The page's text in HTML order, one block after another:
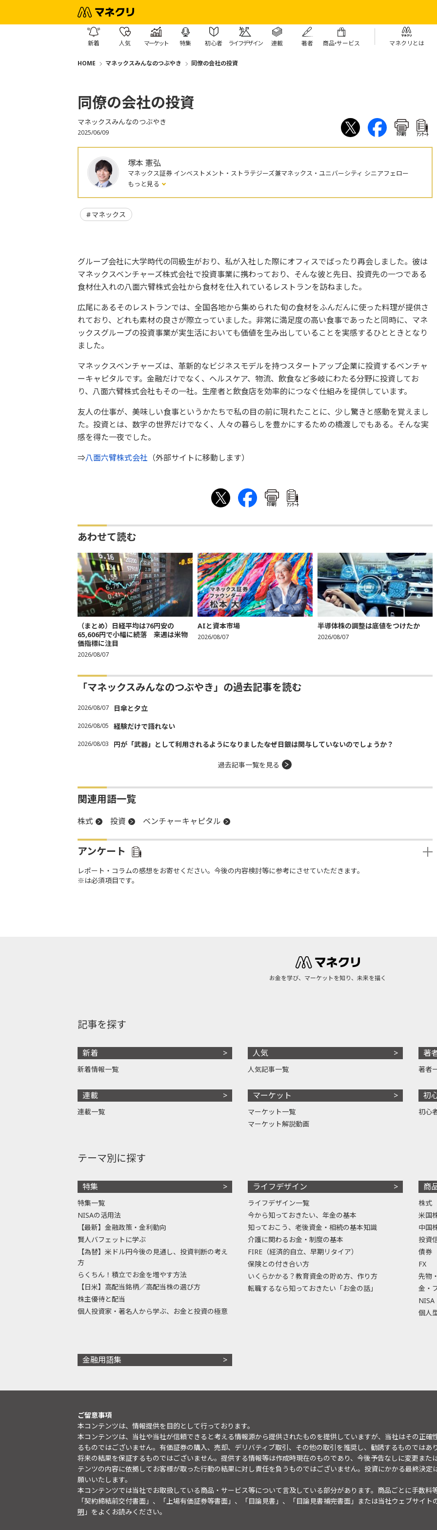
新着 人気 マーケット 特集 初心者 ライフデザイン 連載 著者 商品・サービス マネクリとは
HOME マネックスみんなのつぶやき 同僚の会社の投資
同僚の会社の投資
マネックスみんなのつぶやき
2025/06/09 印刷 ｱﾝｹｰﾄ
塚本 憲弘
マネックス証券 インベストメント・ストラテジーズ兼マネックス・ユニバーシティ シニアフェロー
もっと見る
マネックス
グループ会社に大学時代の同級生がおり、私が入社した際にオフィスでばったり再会しました。彼は
マネックスベンチャーズ株式会社で投資事業に携わっており、そんな彼と先日、投資先の一つである
食材仕入れの八面六臂株式会社から食材を仕入れているレストランを訪ねました。
広尾にあるそのレストランでは、全国各地から集められた旬の食材をふんだんに使った料理が提供さ
れており、どれも素材の良さが際立っていました。非常に満足度の高い食事であったと同時に、マネ
ックスグループの投資事業が実生活においても価値を生み出していることを実感するひとときとなり
ました。
マネックスベンチャーズは、革新的なビジネスモデルを持つスタートアップ企業に投資するベンチャ
ーキャピタルです。金融だけでなく、ヘルスケア、物流、飲食など多岐にわたる分野に投資してお
り、八面六臂株式会社もその一社。生産者と飲食店を効率的につなぐ仕組みを提供しています。
友人の仕事が、美味しい食事というかたちで私の目の前に現れたことに、少し驚きと感動を覚えまし
た。投資とは、数字の世界だけでなく、人々の暮らしを豊かにするための橋渡しでもある。そんな実
感を得た一夜でした。
⇒八面六臂株式会社 （外部サイトに移動します）
印刷 ｱﾝｹｰﾄ
あわせて読む
（まとめ）日経平均は76円安の
65,606円で小幅に続落 来週は米物
価指標に注目
2026/08/07
AIと資本市場
2026/08/07
半導体株の調整は底値をつけたか
2026/08/07
「マネックスみんなのつぶやき」の過去記事を読む
2026/08/07 日傘と夕立
2026/08/05 経験だけで語れない
2026/08/03 円が「武器」として利用されるようになりました――なぜ日銀は関与していないのでしょうか？
過去記事一覧を見る
関連用語一覧
株式 投資 ベンチャーキャピタル
アンケート
レポート・コラムの感想をお寄せください。今後の内容検討等に参考にさせていただきます。
※は必須項目です。
お金を学び、マーケットを知り、未来を描く
記事を探す
新着
新着情報一覧
連載
連載一覧
人気
人気記事一覧
マーケット
マーケット一覧
マーケット解説動画
著
著者
初
初心
テーマ別に探す
特集
特集一覧
NISAの活用法
【最新】金融政策・金利動向
賢人バフェットに学ぶ
【為替】米ドル円今後の見通し、投資判断の考え
方
らくちん！積立でお金を増やす方法
【日米】高配当銘柄／高配当株の選び方
株主優待と配当
個人投資家・著名人から学ぶ、お金と投資の極意
ライフデザイン
ライフデザイン一覧
今から知っておきたい、年金の基本
知っておこう、老後資金・相続の基本知識
介護に関わるお金・制度の基本
FIRE（経済的自立、早期リタイア）
保険との付き合い方
いくらかかる？教育資金の貯め方、作り方
転職するなら知っておきたい「お金の話」
商
株式
米国
中国
投資
債券
FX
先物
金・
NISA
個人
金融用語集
ご留意事項
本コンテンツは、情報提供を目的として行っております。
本コンテンツは、当社や当社が信頼できると考える情報源から提供されたものを提供していますが、当社はその正
るものではございません。有価証券の購入、売却、デリバティブ取引、その他の取引を推奨し、勧誘するものでは
将来の結果を保証するものではございません。提供する情報等は作成時現在のものであり、今後予告なしに変更また
テンツの内容に依拠してお客様が取った行動の結果に対し責任を負うものではございません。投資にかかる最終決
願いいたします。
本コンテンツでは当社でお取扱している商品・サービス等について言及している部分があります。商品ごとに手数料
「契約締結前交付書面」、「上場有価証券等書面」、「目論見書」、「目論見書補完書面」または当社ウェブサイト
明 」をよくお読みください。